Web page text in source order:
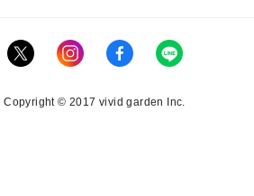
Copyright © 2017 vivid garden Inc.